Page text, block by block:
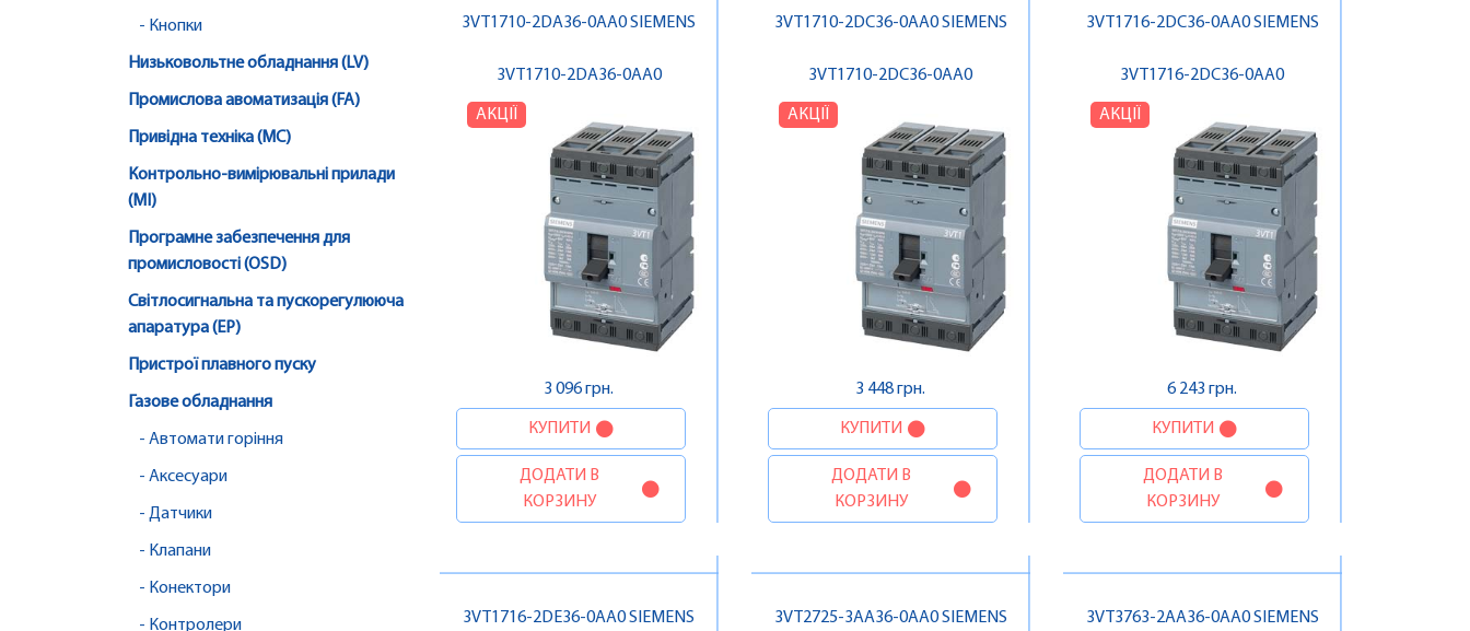
- Кнопки
Низьковольтне обладнання (LV)
Промислова авоматизація (FA)
Привідна техніка (MC)
Контрольно-вимірювальні прилади
(MI)
Програмне забезпечення для
промисловості (OSD)
Світлосигнальна та пускорегулююча
апаратура (EP)
Пристрої плавного пуску
Газове обладнання
- Автомати горіння
- Аксесуари
- Датчики
- Клапани
- Конектори
- Контролери
3VT1710-2DA36-0AA0 SIEMENS
3VT1710-2DA36-0AA0
АКЦІЇ
3 096 грн.
КУПИТИ
ДОДАТИ В
КОРЗИНУ
3VT1710-2DC36-0AA0 SIEMENS
3VT1710-2DC36-0AA0
АКЦІЇ
3 448 грн.
КУПИТИ
ДОДАТИ В
КОРЗИНУ
3VT1716-2DC36-0AA0 SIEMENS
3VT1716-2DC36-0AA0
АКЦІЇ
6 243 грн.
КУПИТИ
ДОДАТИ В
КОРЗИНУ
3VT1716-2DE36-0AA0 SIEMENS 3VT2725-3AA36-0AA0 SIEMENS 3VT3763-2AA36-0AA0 SIEMENS